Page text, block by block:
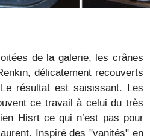
de la galerie, les crânes
délicatement recouverts
résultat est saisissant. Les
ce travail à celui du très
Hisrt ce qui n’est pas pour
Inspiré des "vanités" en